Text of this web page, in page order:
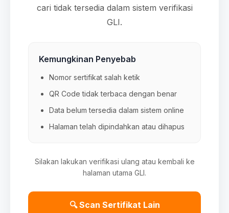
cari tidak tersedia dalam sistem verifikasi
GLI.
Kemungkinan Penyebab
Nomor sertifikat salah ketik
QR Code tidak terbaca dengan benar
Data belum tersedia dalam sistem online
Halaman telah dipindahkan atau dihapus
Silakan lakukan verifikasi ulang atau kembali ke
halaman utama GLI.
🔍 Scan Sertifikat Lain